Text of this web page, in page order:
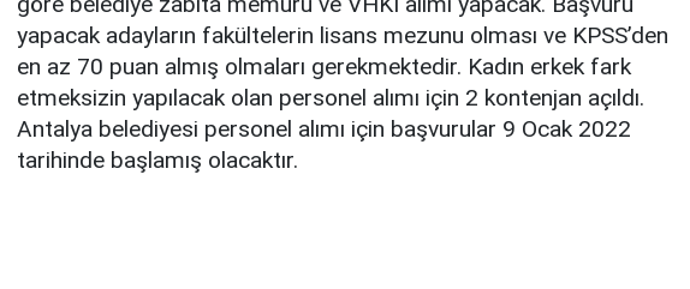
yapacak adayların fakültelerin lisans mezunu olması ve KPSS’den
en az 70 puan almış olmaları gerekmektedir. Kadın erkek fark
etmeksizin yapılacak olan personel alımı için 2 kontenjan açıldı.
Antalya belediyesi personel alımı için başvurular 9 Ocak 2022
tarihinde başlamış olacaktır.